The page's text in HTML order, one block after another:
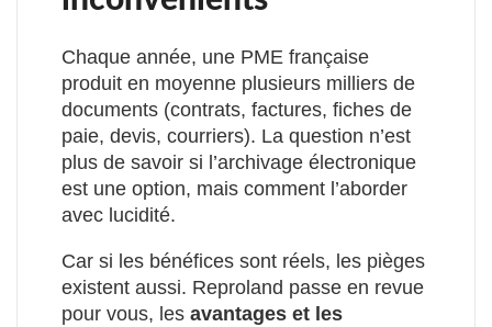
Chaque année, une PME française
produit en moyenne plusieurs milliers de
documents (contrats, factures, fiches de
paie, devis, courriers). La question n’est
plus de savoir si l’archivage électronique
est une option, mais comment l’aborder
avec lucidité.
Car si les bénéfices sont réels, les pièges
existent aussi. Reproland passe en revue
pour vous, les avantages et les